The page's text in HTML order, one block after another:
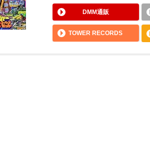
DMM通販
TOWER RECORDS